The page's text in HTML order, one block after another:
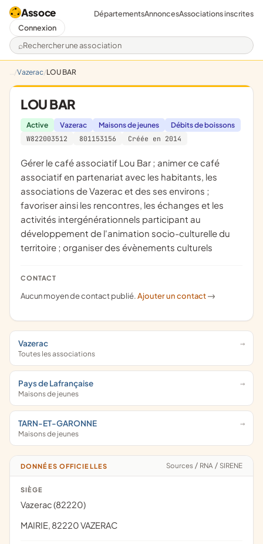
Assoce
Rechercher une association
DépartementsAnnoncesAssociations inscrites
Connexion
Vazerac LOU BAR
LOU BAR
Active Vazerac Maisons de jeunes
Débits de boissons
W822003512
801153156 Créée en 2014
gérer le café associatif Lou Bar ; animer ce café
associatif en partenariat avec les habitants, les
associations de Vazerac et des ses environs ;
favoriser ainsi les rencontres, les échanges et les
activités intergénérationnels participant au
développement de l'animation socio-culturelle du
territoire ; organiser des évènements culturels
CONTACT
Aucun moyen de contact publié.Ajouter un contact ->
Vazerac
Toutes les associations
Pays de Lafrançaise
Maisons de jeunes
TARN-ET-GARONNE
Maisons de jeunes
DONNÉES OFFICIELLES Sources / RNA / SIRENE
SIÈGE
Vazerac (82220)
MAIRIE, 82220 VAZERAC